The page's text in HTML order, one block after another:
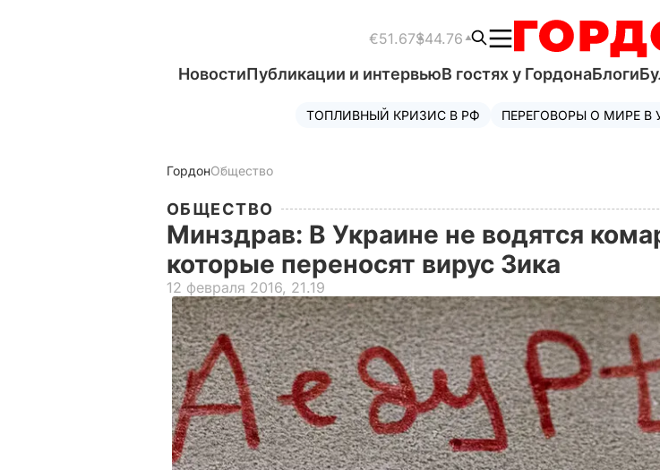
€51.67$44.76
НовостиПубликации и интервьюВ гостях у ГордонаБлоги
ТОПЛИВНЫЙ КРИЗИС В РФ ПЕРЕГОВОРЫ О МИРЕ В
ГордонОбщество
ОБЩЕСТВО
Минздрав: В Украине не водятся
которые переносят вирус Зика
12 февраля 2016, 21.19